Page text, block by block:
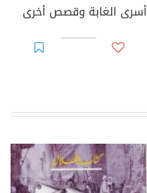
أسرى الغابة وقصص أخرى